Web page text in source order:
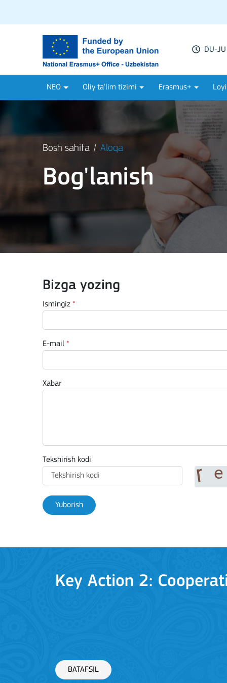
DU-
NEO Oliy ta'lim tizimi Erasmus+
Bosh sahifa Aloqa
Bog'lanish
Bizga yozing
Ismingiz *
E-mail *
Xabar
Tekshirish kodi
Yuborish
Jean Monnet Actions
BATAFSIL
Key Action 2:
BATAFSIL